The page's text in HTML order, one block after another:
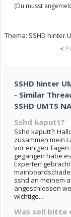
(Du musst
Thema: SSHD hinter
<
SSHD hinter
- Similar
SSHD UMTS
Sshd kaputt?
Sshd kaputt?:
zusammen mein
vor einigen
gegangen habe
Experten
sshd an meinem
angeschlossen
wichtige...
Was soll bitte